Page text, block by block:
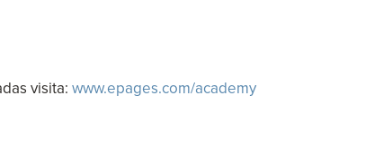
visita: www.epages.com/academy